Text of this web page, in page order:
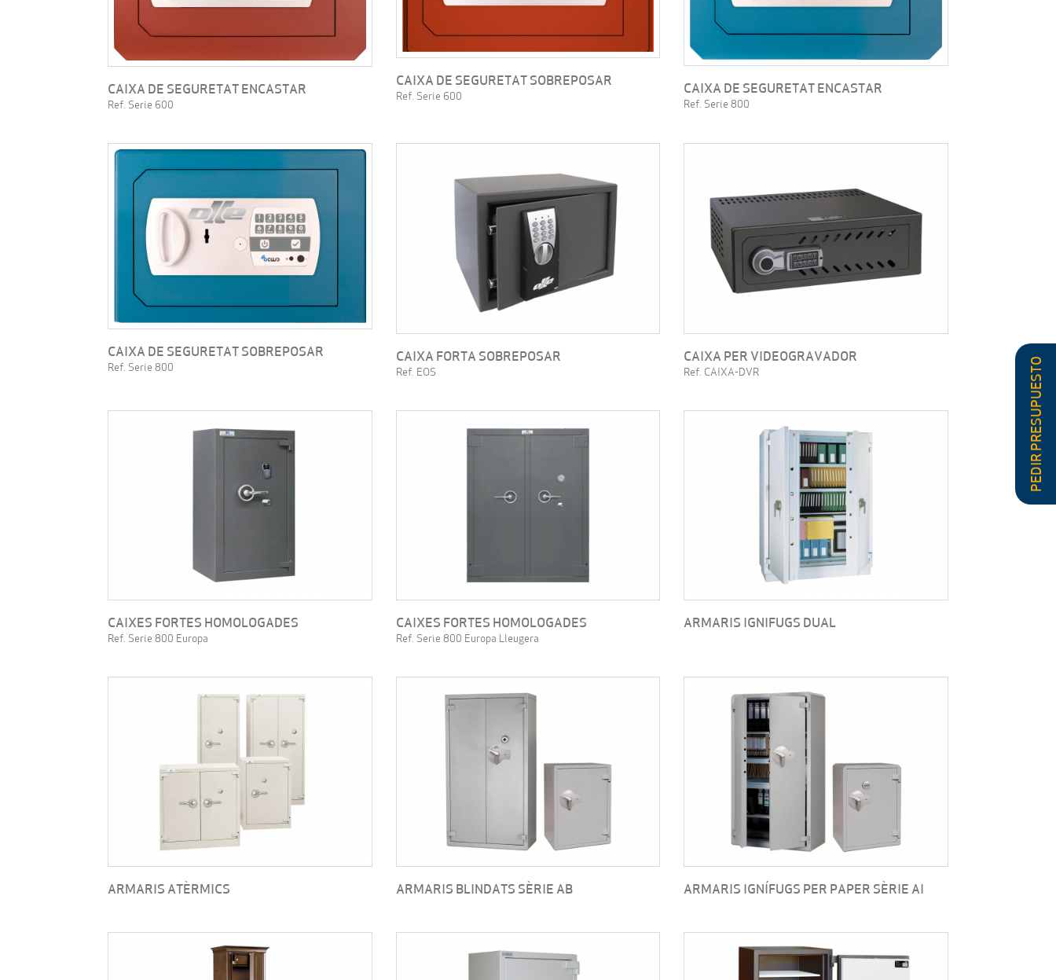
PEDIR PRESUPUESTO
CAIXA DE SEGURETAT ENCASTAR
Ref. Serie 600
CAIXA DE SEGURETAT SOBREPOSAR
Ref. Serie 600
CAIXA DE SEGURETAT ENCASTAR
Ref. Serie 800
CAIXA DE SEGURETAT SOBREPOSAR
Ref. Serie 800
CAIXA FORTA SOBREPOSAR
Ref. EOS
CAIXA PER VIDEOGRAVADOR
Ref. CAIXA-DVR
CAIXES FORTES HOMOLOGADES
Ref. Serie 800 Europa
CAIXES FORTES HOMOLOGADES
Ref. Serie 800 Europa Lleugera
ARMARIS IGNIFUGS DUAL
ARMARIS ATÈRMICS ARMARIS BLINDATS SÈRIE AB ARMARIS IGNÍFUGS PER PAPER SÈRIE AI